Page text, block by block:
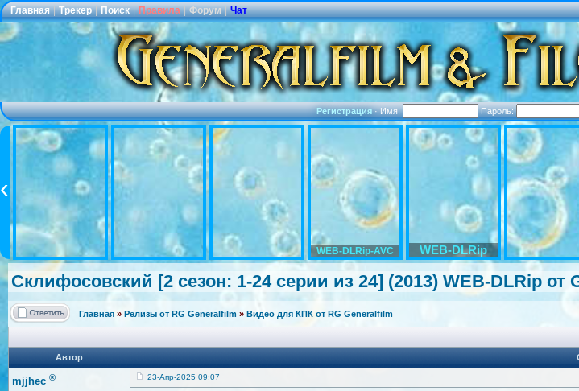
Главная | Трекер | Поиск | Правила | Форум | Чат
Регистрация·Имя: Пароль:
WEB-DLRip-AVC WEB-DLRip
Склифосовский [2 сезон: 1-24 серии из 24] (2013) WEB-DLRip от
Главная » Релизы от RG Generalfilm » Видео для КПК от RG Generalfilm
Автор
mjjhec ® 23-Апр-2025 09:07